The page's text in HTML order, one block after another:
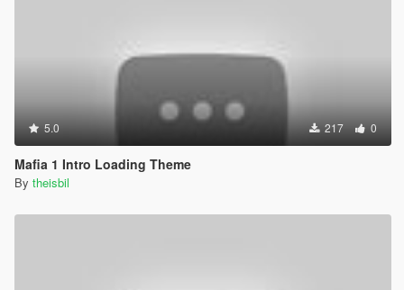
5.0 217 0
Mafia 1 Intro Loading Theme
By theisbil